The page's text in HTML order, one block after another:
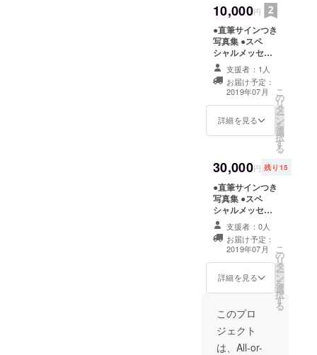
夢を叶える
サポートと
なるよう、
希望者には
SHOWROO
M配信の
チェックや
セミナー、
面談なども
ります。
今回初とな
る
SHOWROO
M演者オリジ
ナル写真集
制作プロ
ジェクト！
ぜひ皆さん
ご協力をお
願い致しま
10,000円
●直筆サインつき
写真集 ●スペ
シャルメッセー
ジ動画 ●写真集
の中に「Special
Thanks」として
お名前掲載
支援者：1人
お届け予定：
2019年07月
詳細を見る
こ
の
リ
タ
ー
ン
を
選
択
す
る
30,000円 残り15
●直筆サインつき
写真集 ●スペ
シャルメッセー
ジ動画 ●写真集
の中に「Special
Thanks」として
お名前掲載 ●写
真集お渡し会参
加権
支援者：0人
お届け予定：
2019年07月
詳細を見る
こ
の
リ
タ
ー
ン
を
選
択
す
る
このプロ
ジェクト
は、All-or-